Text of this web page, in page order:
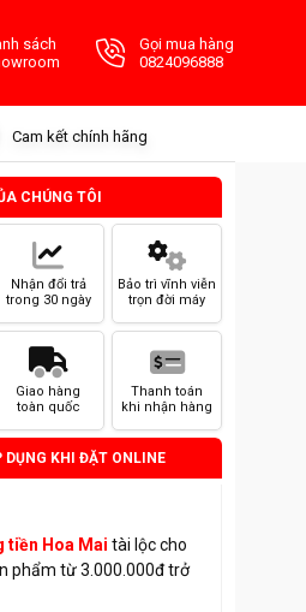
sách
Gọi mua hàng
0824096888
Cam kết chính hãng
CHÚNG TÔI
Nhận đổi trả
trong 30 ngày
Bảo trì vĩnh viễn
trọn đời máy
Giao hàng
toàn quốc
Thanh toán
khi nhận hàng
DỤNG KHI ĐẶT ONLINE
tiền Hoa Mai tài lộc cho
phẩm từ 3.000.000đ trở